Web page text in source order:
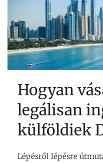
Hogyan
legálisan
külföldiek
Lépésről lépésre